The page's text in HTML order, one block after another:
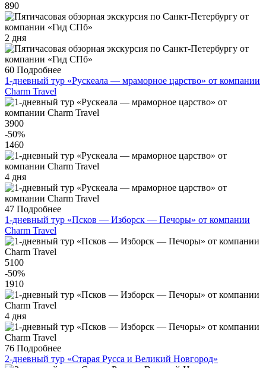
890
2 дня
60 Подробнее
1-дневный тур «Рускеала — мраморное царство» от компании
Charm Travel
3900
-50%
1460
4 дня
47 Подробнее
1-дневный тур «Псков — Изборск — Печоры» от компании
Charm Travel
5100
-50%
1910
4 дня
76 Подробнее
2-дневный тур «Старая Русса и Великий Новгород»